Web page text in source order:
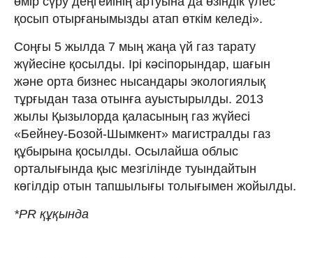
қосып отырғанымызды атап өткім келеді».
Соңғы 5 жылда 7 мың жаңа үй газ тарату
жүйесіне қосылды. Ірі кәсіпорындар, шағын
және орта бизнес нысандары экологиялық
тұрғыдан таза отынға ауыстырылды. 2013
жылы Қызылорда қаласының газ жүйесі
«Бейнеу-Бозой-Шымкент» магистралды газ
құбырына қосылды. Осылайша облыс
орталығында қыс мезгілінде туындайтын
көгілдір отын тапшылығы толығымен жойылды.
*PR құқында